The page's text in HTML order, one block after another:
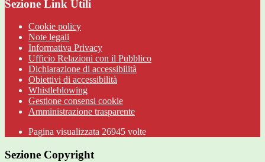
Sezione Link Utili
Cookie policy
Note legali
Informativa Privacy
Ufficio Relazioni con il Pubblico
Dichiarazione di accessibilità
Obiettivi di accessibilità
Whistleblowing
Gestione consensi cookie
Amministrazione trasparente
Pagina visualizzata 26945 volte
Sezione Copyright